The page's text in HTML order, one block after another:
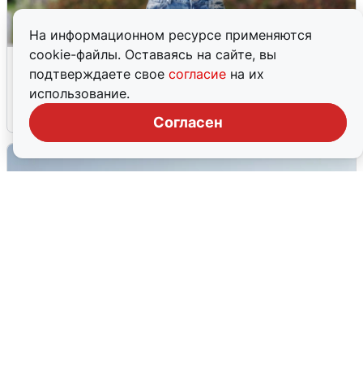
На информационном ресурсе применяются
cookie-файлы. Оставаясь на сайте, вы
подтверждаете свое согласие на их
использование.
Согласен
Волгоградцы остались без
мобильного интернета
6 августа